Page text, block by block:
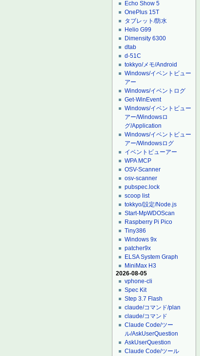
Echo Show 5
OnePlus 15T
タブレット/防水
Helio G99
Dimensity 6300
dtab
d-51C
tokkyo/メモ/Android
Windows/イベントビュー
アー
Windows/イベントログ
Get-WinEvent
Windows/イベントビュー
アー/Windowsロ
グ/Application
Windows/イベントビュー
アー/Windowsログ
イベントビューアー
WPA MCP
OSV-Scanner
osv-scanner
pubspec.lock
scoop list
tokkyo/設定/Node.js
Start-MpWDOScan
Raspberry Pi Pico
Tiny386
Windows 9x
patcher9x
ELSA System Graph
MiniMax H3
2026-08-05
vphone-cli
Spec Kit
Step 3.7 Flash
claude/コマンド/plan
claude/コマンド
Claude Code/ツー
ル/AskUserQuestion
AskUserQuestion
Claude Code/ツール